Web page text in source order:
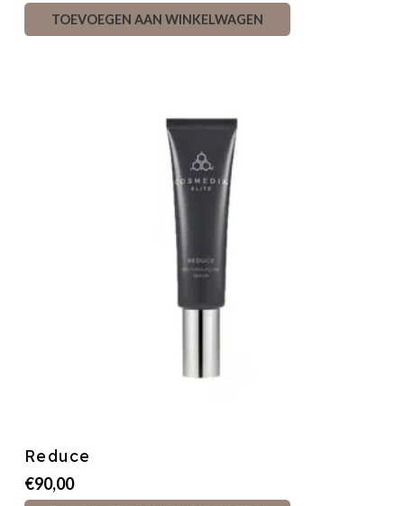
TOEVOEGEN AAN WINKELWAGEN
Reduce
€90,00